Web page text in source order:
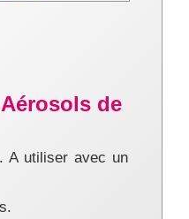
de
A utiliser avec un